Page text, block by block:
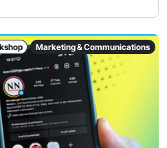
Marketing & Communications